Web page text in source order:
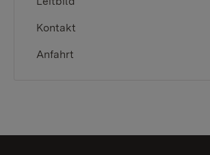
Kontakt
Anfahrt